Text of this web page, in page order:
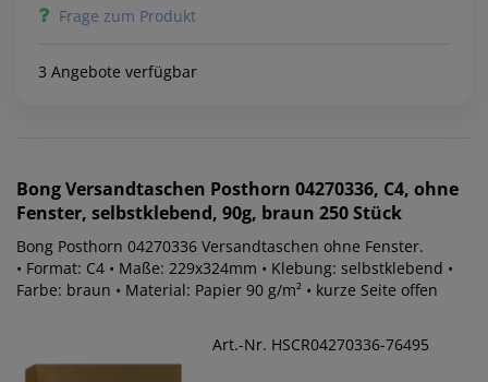
Frage zum Produkt
3 Angebote verfügbar
BongVersandtaschen Posthorn 04270336, C4, ohne
Fenster, selbstklebend, 90g, braun 250 Stück
Bong Posthorn 04270336 Versandtaschen ohne Fenster.
• Format: C4 • Maße: 229x324mm • Klebung: selbstklebend •
Farbe: braun • Material: Papier 90 g/m² • kurze Seite offen
Art.-Nr. HSCR04270336-76495